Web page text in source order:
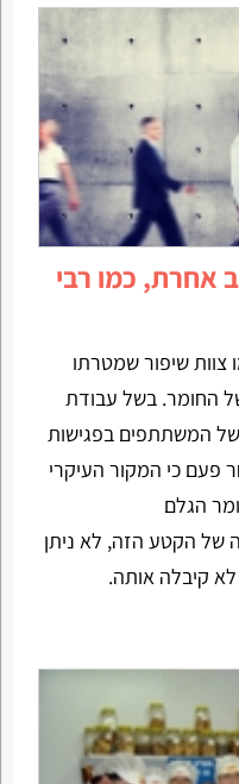
אחרת, כמו רבי
שיפור שמטרתו
החומר. בשל עבודת
של המשתתפים בפגישות
פעם כי המקור העיקרי
הגלם
של הקטע הזה, לא ניתן
קיבלה אותה.